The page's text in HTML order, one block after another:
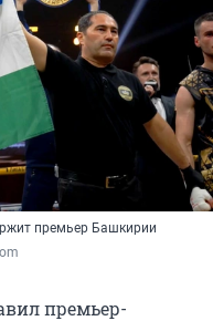
премьер Башкирии
премьер-